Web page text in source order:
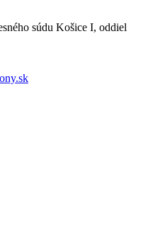
súdu Košice I, oddiel